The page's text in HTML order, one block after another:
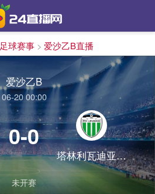
足球赛事 > 爱沙乙B直播
爱沙乙B
06-20 00:00
0-0
塔林利瓦迪亚U19
未开赛